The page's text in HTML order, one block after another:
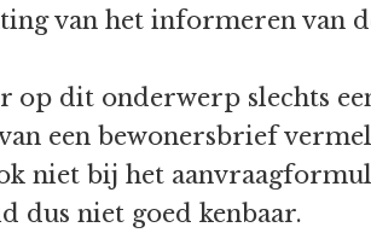
van het informeren van
op dit onderwerp slechts
een bewonersbrief
niet bij het
dus niet goed kenbaar.